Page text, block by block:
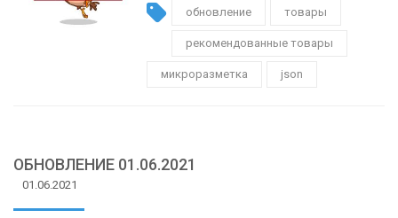
обновление товары
рекомендованные товары
микроразметка json
ОБНОВЛЕНИЕ 01.06.2021
01.06.2021